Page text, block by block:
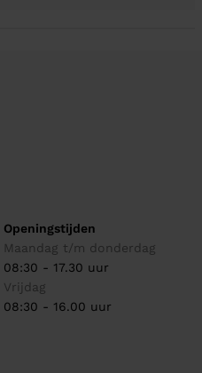
Openingstijden
Maandag t/m donderdag
08:30 - 17.30 uur
Vrijdag
08:30 - 16.00 uur